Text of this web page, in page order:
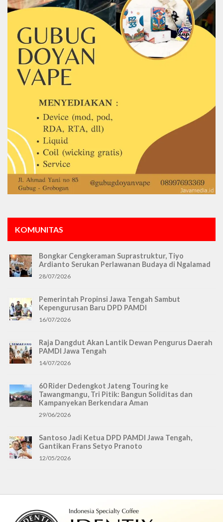
KOMUNITAS
Bongkar Cengkeraman Suprastruktur, Tiyo
Ardianto Serukan Perlawanan Budaya di Ngalamad
28/07/2026
Pemerintah Propinsi Jawa Tengah Sambut
Kepengurusan Baru DPD PAMDI
16/07/2026
Raja Dangdut Akan Lantik Dewan Pengurus Daerah
PAMDI Jawa Tengah
14/07/2026
60 Rider Dedengkot Jateng Touring ke
Tawangmangu, Tri Pitik: Bangun Soliditas dan
Kampanyekan Berkendara Aman
29/06/2026
Santoso Jadi Ketua DPD PAMDI Jawa Tengah,
Gantikan Frans Setyo Pranoto
12/05/2026